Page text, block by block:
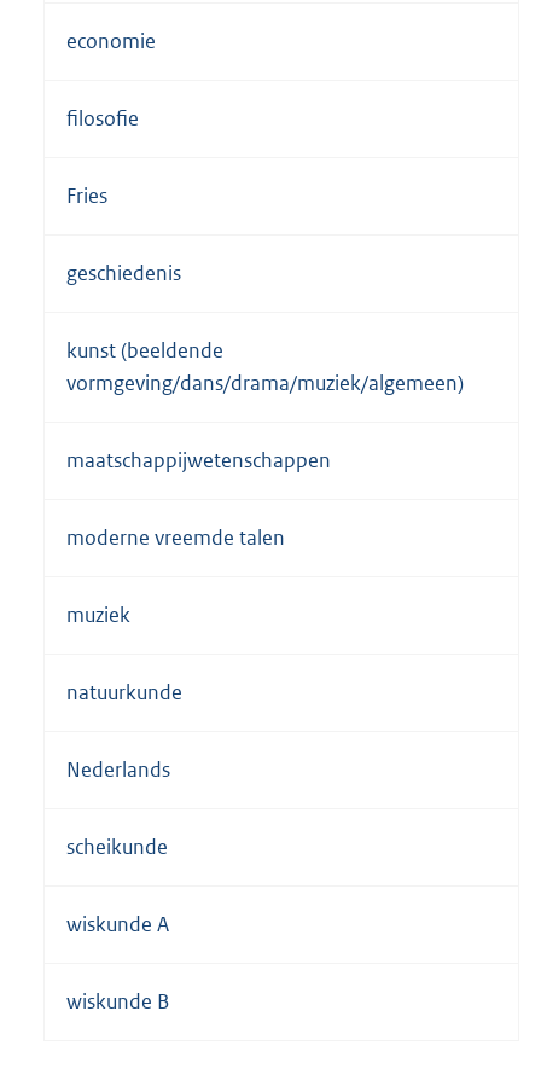
economie
filosofie
Fries
geschiedenis
kunst (beeldende
vormgeving/dans/drama/muziek/algemeen)
maatschappijwetenschappen
moderne vreemde talen
muziek
natuurkunde
Nederlands
scheikunde
wiskunde A
wiskunde B